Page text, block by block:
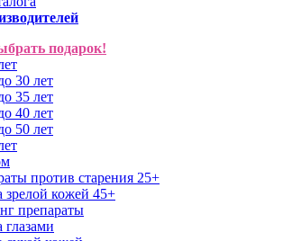
подарок!
30 лет
35 лет
40 лет
50 лет
против старения 25+
зрелой кожей 45+
препараты
глазами